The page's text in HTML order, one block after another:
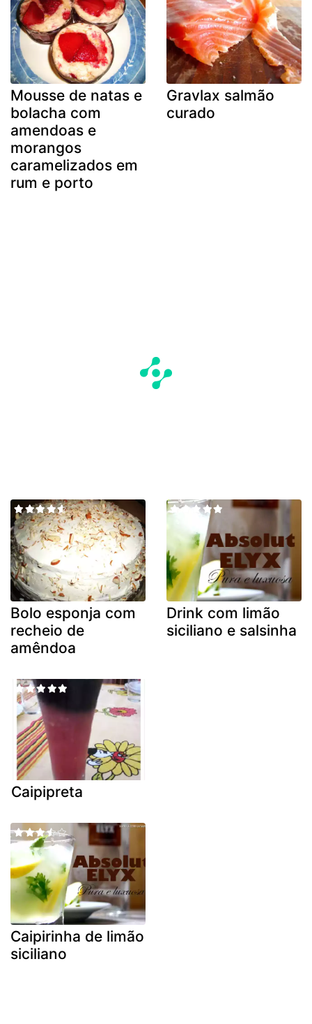
Mousse de natas e
bolacha com
amendoas e
morangos
caramelizados em
rum e porto
Gravlax salmão
curado
Bolo esponja com
recheio de
amêndoa
Drink com limão
siciliano e salsinha
Caipipreta
Caipirinha de limão
siciliano